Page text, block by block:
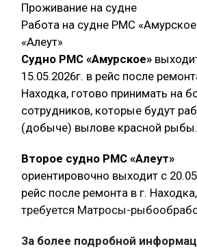
Проживание на судне
Работа на судне РМС
«Алеут»
Судно РМС «Амурское»
15.05.2026г. в рейс после
Находка, готово принимать на
сотрудников, которые будут
(добыче) вылове красной рыбы.
Второе судно РМС «Алеут»
ориентировочно выходит с
рейс после ремонта в г.
требуется Матросы-
За более подробной